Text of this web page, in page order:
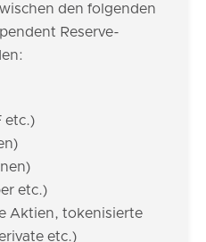
den folgenden
Reserve-
etc.)
etc.)
Aktien, tokenisierte
etc.)